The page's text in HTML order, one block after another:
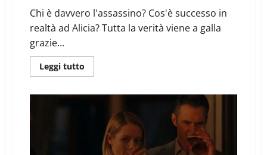
Chi è davvero l'assassino? Cos'è successo in
realtà ad Alicia? Tutta la verità viene a galla
grazie...
Leggi tutto